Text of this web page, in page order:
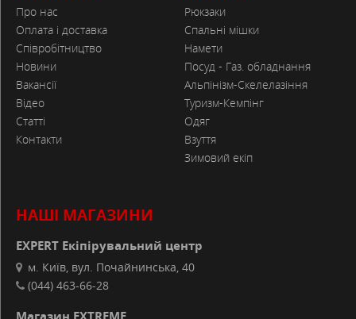
Про нас
Оплата і доставка
Співробітництво
Новини
Вакансії
Відео
Статті
Контакти
Рюкзаки
Спальні мішки
Намети
Посуд - Газ. обладнання
Альпінізм-Скелелазіння
Туризм-Кемпінг
Одяг
Взуття
Зимовий екіп
НАШІ МАГАЗИНИ
EXPERT Екіпірувальний центр
м. Київ, вул. Почайнинська, 40
(044) 463-66-28
Магазин EXTREME